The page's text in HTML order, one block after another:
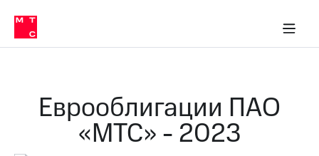
Медиа-центр
и акционерам
Устойчивое развитие
Комплаенс и деловая этика
компании
в МТС
История
Пресс-
релизы
Еврооблигации ПАО
«МТС» - 2023